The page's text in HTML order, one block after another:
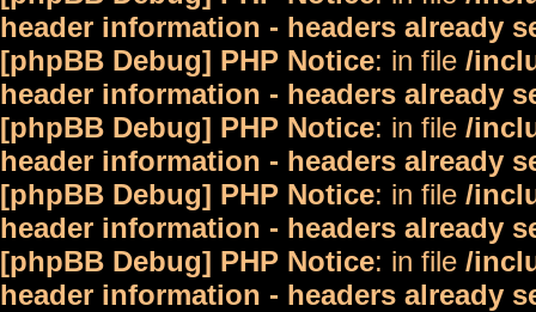
header information - headers already
[phpBB Debug] PHP Notice: in file /
header information - headers already
[phpBB Debug] PHP Notice: in file /
header information - headers already
[phpBB Debug] PHP Notice: in file /
header information - headers already
[phpBB Debug] PHP Notice: in file /
header information - headers already